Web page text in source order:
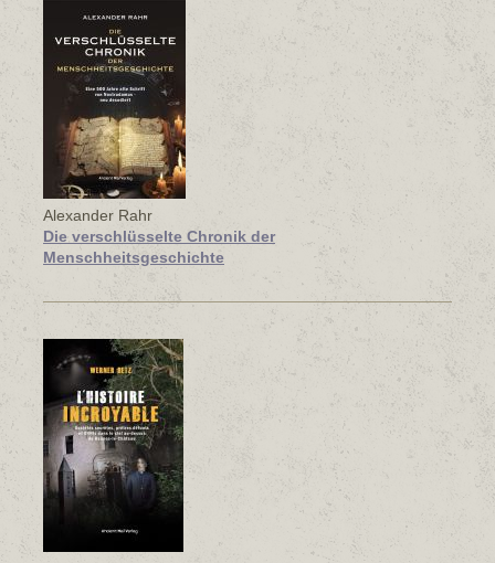
Alexander Rahr
Die verschlüsselte Chronik der
Menschheitsgeschichte